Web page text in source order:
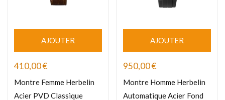
AJOUTER
410,00€
Montre Femme Herbelin
Acier PVD Classique
AJOUTER
950,00€
Montre Homme Herbelin
Automatique Acier Fond